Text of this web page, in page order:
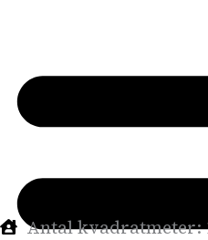
Antal bäddar: 8
Antal kvadratmeter: